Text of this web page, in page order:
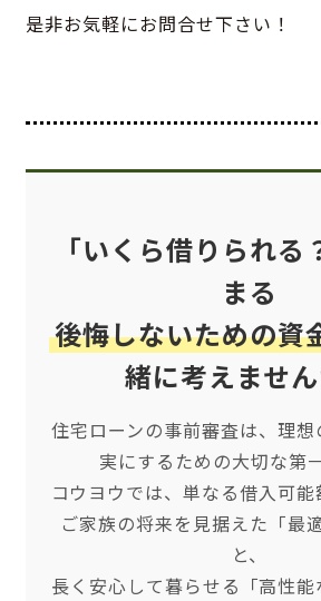
是非お気軽にお問合せ下さい！
「いくら借りられる
まる
後悔しないための資
緒に考えませ
住宅ローンの事前審査は、理
実にするための大切な第
コウヨウでは、単なる借入可能
ご家族の将来を見据えた「最
と、
長く安心して暮らせる「高性